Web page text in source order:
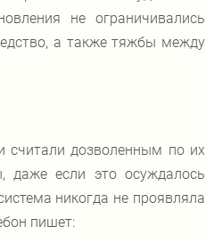
не ограничивались
а также тяжбы между
считали дозволенным по их
даже если это осуждалось
никогда не проявляла
пишет: